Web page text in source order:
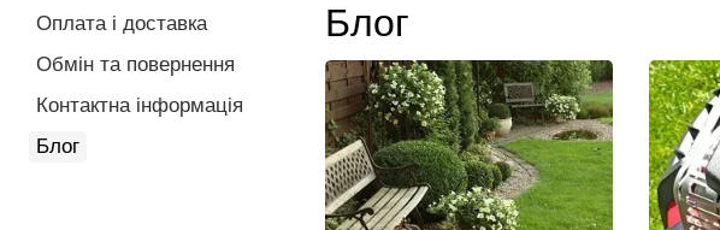
Блог
Оплата і доставка
Обмін та повернення
Контактна інформація
Блог